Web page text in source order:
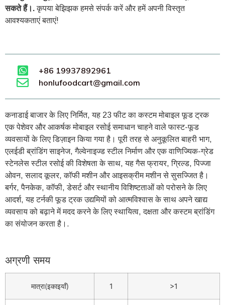
सकते हैं।.कृपया बेझिझक हमसे संपर्क करें और हमें अपनी विस्तृत
आवश्यकताएं बताएं!
+86 19937892961
honlufoodcart@gmail.com
कनाडाई बाजार के लिए निर्मित, यह 23 फीट का कस्टम मोबाइल फूड ट्रक
एक पेशेवर और आकर्षक मोबाइल रसोई समाधान चाहने वाले फास्ट-फूड
व्यवसायों के लिए डिज़ाइन किया गया है। पूरी तरह से अनुकूलित बाहरी भाग,
एलईडी ब्रांडिंग साइनेज, गैल्वेनाइज्ड स्टील निर्माण और एक वाणिज्यिक-ग्रेड
स्टेनलेस स्टील रसोई की विशेषता के साथ, यह गैस फ्रायर, ग्रिल्ड, पिज्जा
ओवन, सलाद कूलर, कॉफी मशीन और आइसक्रीम मशीन से सुसज्जित है।
बर्गर, पैनकेक, कॉफी, डेसर्ट और स्थानीय विशिष्टताओं को परोसने के लिए
आदर्श, यह टर्नकी फूड ट्रक उद्यमियों को आत्मविश्वास के साथ अपने खाद्य
व्यवसाय को बढ़ाने में मदद करने के लिए स्थायित्व, दक्षता और कस्टम ब्रांडिंग
का संयोजन करता है।.
अग्रणी समय
मात्रा(इकाइयाँ) 1 >1